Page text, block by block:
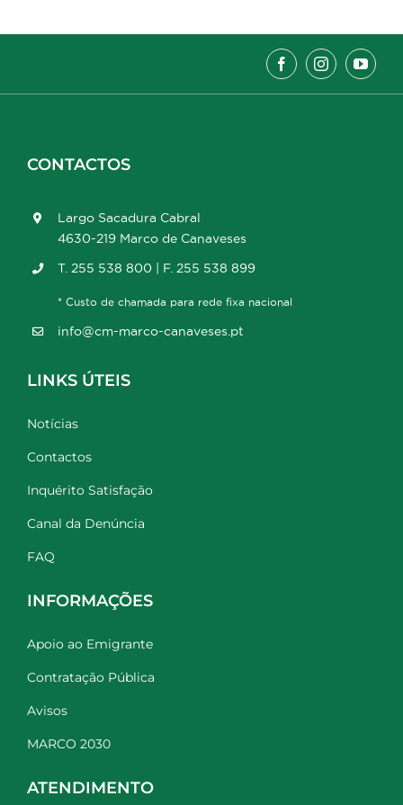
CONTACTOS
Largo Sacadura Cabral
4630-219 Marco de Canaveses
T. 255 538 800 | F. 255 538 899
* Custo de chamada para rede fixa nacional
info@cm-marco-canaveses.pt
LINKS ÚTEIS
Notícias
Contactos
Inquérito Satisfação
Canal da Denúncia
FAQ
INFORMAÇÕES
Apoio ao Emigrante
Contratação Pública
Avisos
MARCO 2030
ATENDIMENTO